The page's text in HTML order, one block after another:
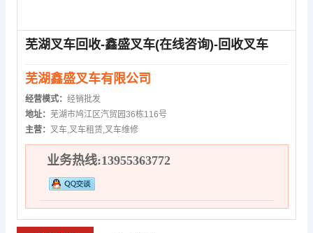
芜湖叉车回收-鑫盛叉车(在线咨询)-回收叉车
芜湖鑫盛叉车有限公司
经营模式： 经销批发
地址： 芜湖市鸠江区汽贸园36栋116号
主营： 叉车,叉车租赁,叉车维修
业务热线:13955363772